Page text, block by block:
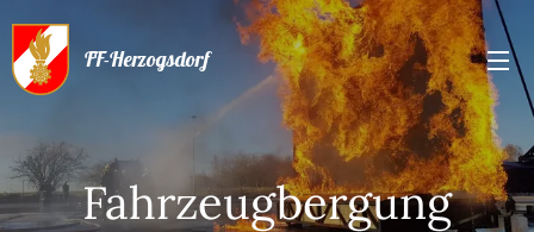
FF-Herzogsdorf
Fahrzeugbergung